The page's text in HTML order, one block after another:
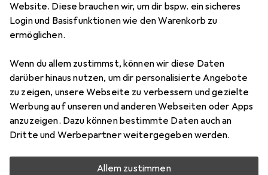
Website. Diese brauchen wir, um dir bspw. ein sicheres
Login und Basisfunktionen wie den Warenkorb zu
ermöglichen.
Wenn du allem zustimmst, können wir diese Daten
darüber hinaus nutzen, um dir personalisierte Angebote
zu zeigen, unsere Webseite zu verbessern und gezielte
Werbung auf unseren und anderen Webseiten oder Apps
anzuzeigen. Dazu können bestimmte Daten auch an
Dritte und Werbepartner weitergegeben werden.
Allem zustimmen
SnapstyleStreifenberber Teppich
Modern Stripes
80 x 160 cm
Preis in EUR inkl. MwSt.
EUR
29,90
Bewertungen Marke
Mehr von Snapstyle